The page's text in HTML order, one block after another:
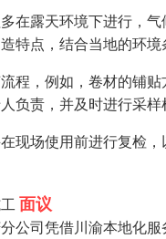
在露天环境下进行，
点，结合当地的环境
程，例如，卷材的铺
责，并及时进行采样
现场使用前进行复检，
面议
公司凭借川渝本地化